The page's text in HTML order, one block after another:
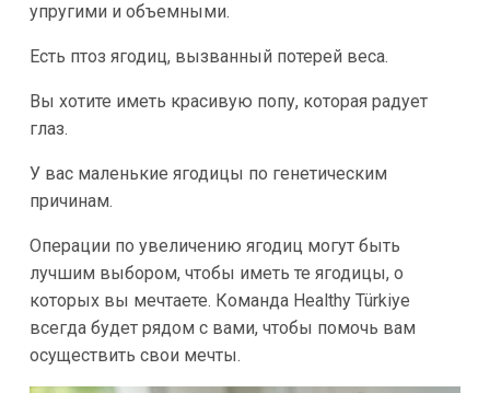
упругими и объемными.
Есть птоз ягодиц, вызванный потерей веса.
Вы хотите иметь красивую попу, которая радует
глаз.
У вас маленькие ягодицы по генетическим
причинам.
Операции по увеличению ягодиц могут быть
лучшим выбором, чтобы иметь те ягодицы, о
которых вы мечтаете. Команда Healthy Türkiye
всегда будет рядом с вами, чтобы помочь вам
осуществить свои мечты.